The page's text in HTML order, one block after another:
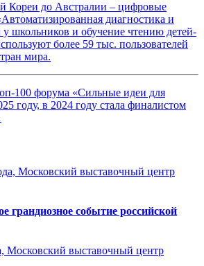
до Австралии – цифровые
диагностика и
у школьников и обучение чтению детей-
более 59 тыс. пользователей
мира.
100 форума «Сильные идеи для
году, в 2024 году стала финалистом
грандиозное событие российской
Московский выставочный центр